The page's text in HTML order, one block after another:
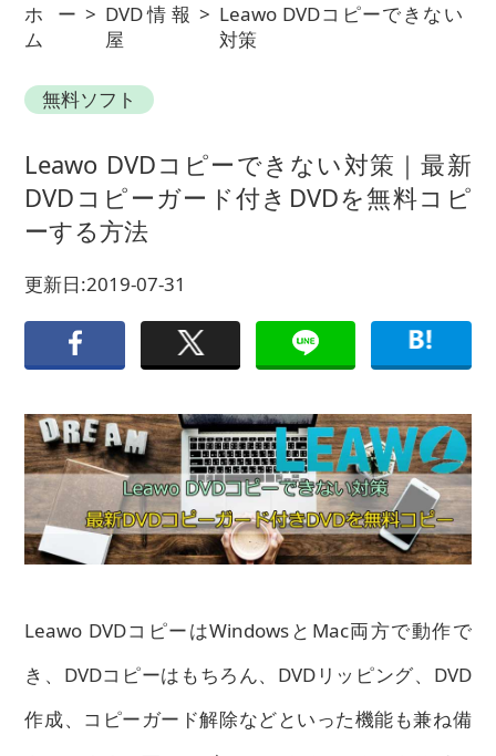
ホー
ム
> DVD情報
屋
> Leawo DVDコピーできない
対策
無料ソフト
Leawo DVDコピーできない対策｜最新
DVDコピーガード付きDVDを無料コピ
ーする方法
更新日:2019-07-31
Leawo DVDコピーはWindowsとMac両方で動作で
き、DVDコピーはもちろん、DVDリッピング、DVD
作成、コピーガード解除などといった機能も兼ね備